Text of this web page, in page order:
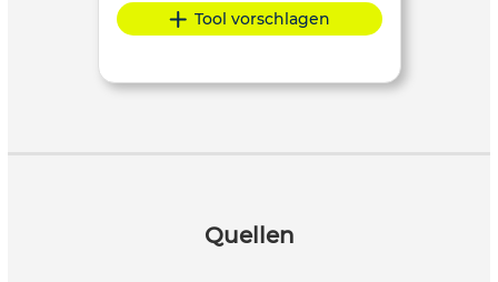
Tool vorschlagen
Quellen